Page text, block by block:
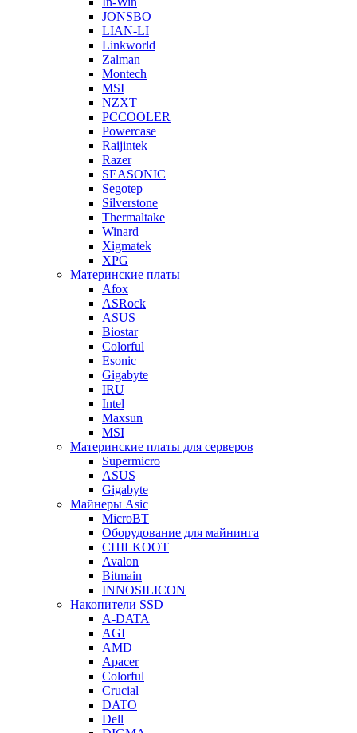
JONSBO
LIAN-LI
Linkworld
Zalman
Montech
MSI
NZXT
PCCOOLER
Powercase
Raijintek
Razer
SEASONIC
Segotep
Silverstone
Thermaltake
Winard
Xigmatek
XPG
Материнские платы
Afox
ASRock
ASUS
Biostar
Colorful
Esonic
Gigabyte
IRU
Intel
Maxsun
MSI
Материнские платы для серверов
Supermicro
ASUS
Gigabyte
Майнеры Asic
MicroBT
Оборудование для майнинга
CHILKOOT
Avalon
Bitmain
INNOSILICON
Накопители SSD
A-DATA
AGI
AMD
Apacer
Colorful
Crucial
DATO
Dell